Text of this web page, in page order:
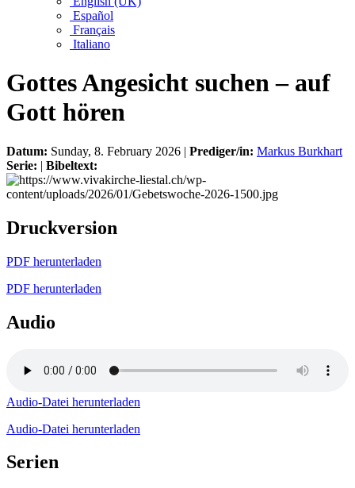
Español
Français
Italiano
Gottes Angesicht suchen – auf
Gott hören
Datum: Sunday, 8. February 2026 | Prediger/in: Markus Burkhart
Serie: | Bibeltext:
Druckversion
PDF herunterladen
PDF herunterladen
Audio
Audio-Datei herunterladen
Audio-Datei herunterladen
Serien